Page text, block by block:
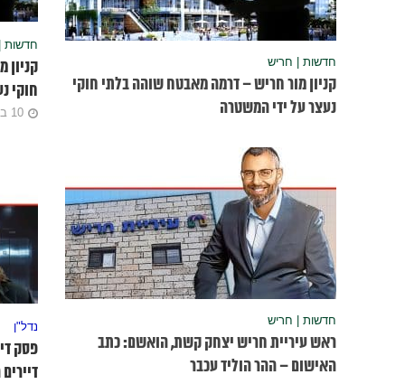
חדשות
חוקי
10 ביוני 2025
נדל"ן
פסק
חדשות | חריש
קניון מור חריש – דרמה מאבטח שוהה בלתי חוקי
נעצר על ידי המשטרה
חדשות | חריש
ראש עיריית חריש יצחק קשת, הואשם: כתב
האישום – ההר הוליד עכבר